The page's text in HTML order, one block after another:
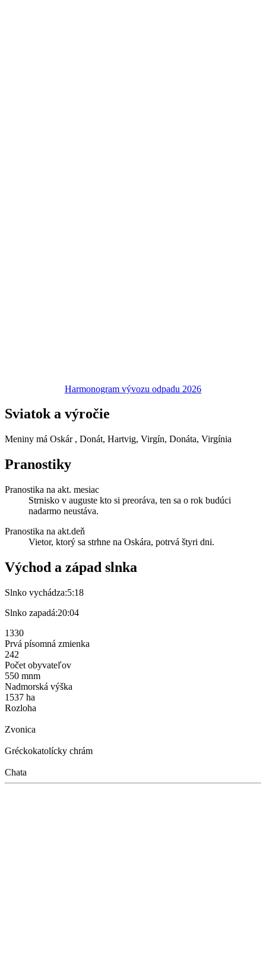
Harmonogram vývozu odpadu 2026
Sviatok a výročie
Meniny má Oskár , Donát, Hartvig, Virgín, Donáta, Virgínia
Pranostiky
Pranostika na akt. mesiac
Strnisko v auguste kto si preoráva, ten sa o rok budúci
nadarmo neustáva.
Pranostika na akt.deň
Vietor, ktorý sa strhne na Oskára, potrvá štyri dni.
Východ a západ slnka
Slnko vychádza:5:18
Slnko zapadá:20:04
1330
Prvá písomná zmienka
242
Počet obyvateľov
550 mnm
Nadmorská výška
1537 ha
Rozloha
Zvonica
Gréckokatolícky chrám
Chata